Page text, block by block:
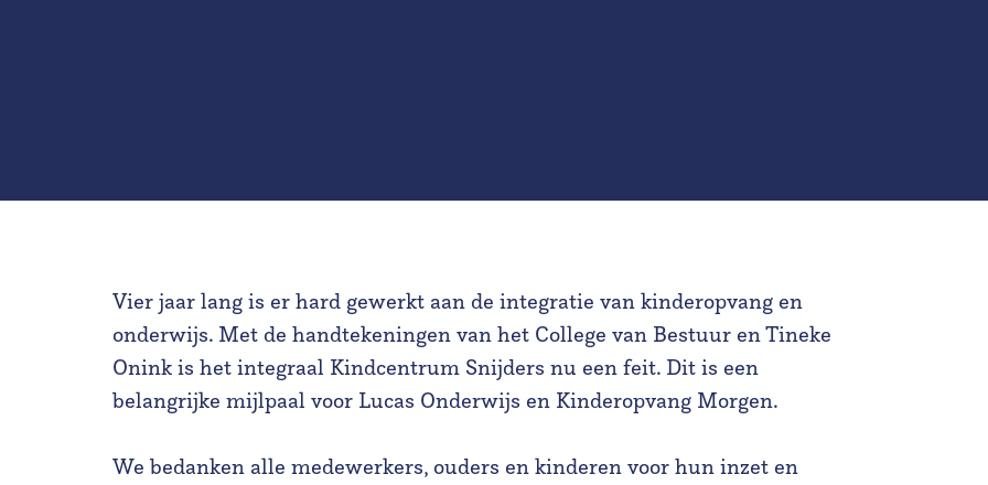
Vier jaar lang is er hard gewerkt aan de integratie van kinderopvang en
onderwijs. Met de handtekeningen van het College van Bestuur en Tineke
Onink is het integraal Kindcentrum Snijders nu een feit. Dit is een
belangrijke mijlpaal voor Lucas Onderwijs en Kinderopvang Morgen.
We bedanken alle medewerkers, ouders en kinderen voor hun inzet en